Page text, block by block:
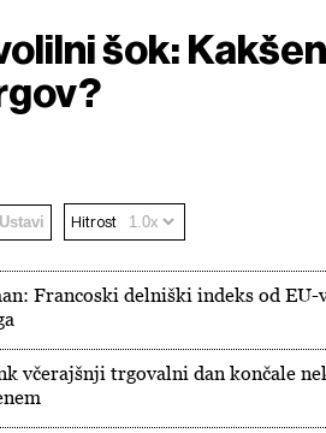
šok:
Ustavi Hitrost
Francoski delniški indeks od
včerajšnji trgovalni dan končale